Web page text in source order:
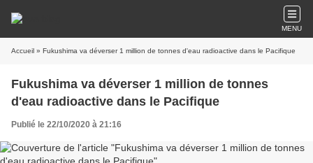
MENU
Accueil » Fukushima va déverser 1 million de tonnes d'eau radioactive dans le Pacifique
Fukushima va déverser 1 million de tonnes
d'eau radioactive dans le Pacifique
Publié le 22/10/2020 à 21:16